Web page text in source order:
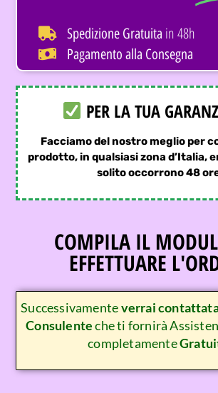
Spedizione Gratuita in 48h
Pagamento alla Consegna
PER LA TUA
Facciamo del nostro meglio per
prodotto, in qualsiasi zona d’Italia,
solito occorrono 48
COMPILA IL
EFFETTUARE
Successivamenteverrai
Consulenteche ti fornirà
completamente